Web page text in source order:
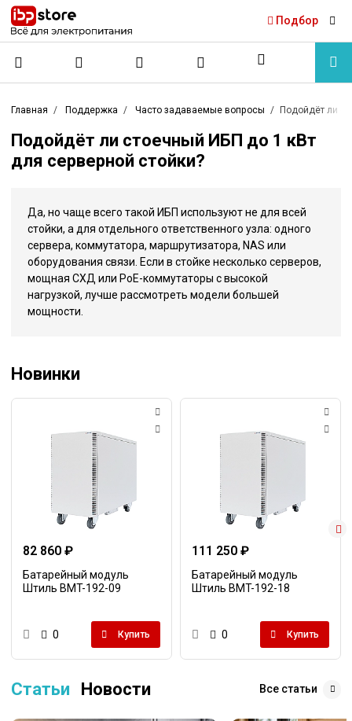
Подбор
Главная Поддержка Часто задаваемые вопросы Подойдёт ли
Подойдёт ли стоечный ИБП до 1 кВт
для серверной стойки?
Да, но чаще всего такой ИБП используют не для всей
стойки, а для отдельного ответственного узла: одного
сервера, коммутатора, маршрутизатора, NAS или
оборудования связи. Если в стойке несколько серверов,
мощная СХД или PoE-коммутаторы с высокой
нагрузкой, лучше рассмотреть модели большей
мощности.
Новинки
82 860 ₽
Батарейный модуль
Штиль BMT-192-09
0 Купить
111 250 ₽
Батарейный модуль
Штиль BMT-192-18
0 Купить
Статьи Новости Все статьи